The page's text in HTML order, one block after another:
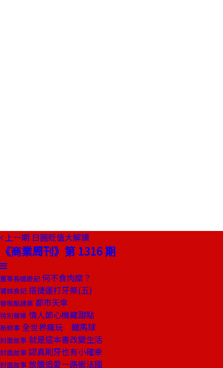
上一期 日圓貶值大解讀
《商業周刊》第 1316 期
董事長嬉遊記 何不食肉糜？
饕姊食記 搭捷運打牙祭(五)
發現酷建築 都市天傘
特別報導 情人節心機藏甜點
新鮮事 全世界瘋玩 鐵馬球
封面故事 就是這本書改變生活
封面故事 認真刷牙也有小確幸
封面故事 放膽追愛一路衝法國